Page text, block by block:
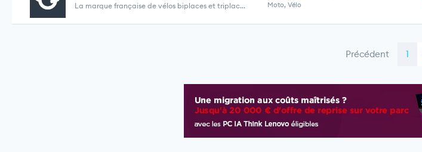
La marque française de vélos biplaces et triplac...
Moto, Vélo
Précédent 1